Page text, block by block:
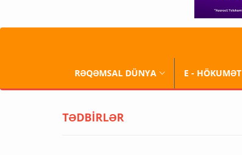
RƏQƏMSAL DÜNYA E - HÖKUMƏT
TƏDBİRLƏR